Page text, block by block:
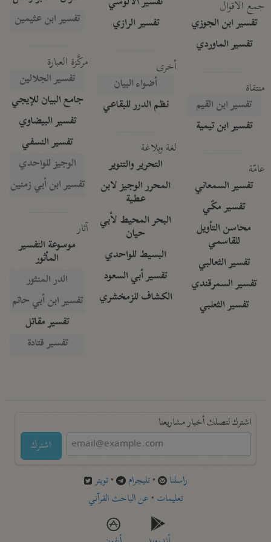
جمع الأقوال
تفسير ابن الجوزي
تفسير الماوردي
منتقاة
تفسير ابن القيم
تفسير ابن تيمية
عامّة
تفسير السمعاني
تفسير مكّي
محاسن التأويل
للقاسمي
تفسير الثعالبي
تفسير السمرقندي
تفسير الثعلبي
تفسير الرازي
أخرى
أضواء البيان
نظم الدرر للبقاعي
لغة وبلاغة
التحرير والتنوير
المحرر الوجيز لابن
عطية
البحر المحيط لأبي
حيان
البسيط للواحدي
تفسير أبي السعود
الكشاف للزمخشري
تفسير ابن عثيمين
مركَّزة العبارة
تفسير الجلالين
جامع البيان للإيجي
تفسير البيضاوي
تفسير النسفي
الوجيز للواحدي
تفسير ابن أبي زمنين
آثار
موسوعة التفسير
المأثور
الدر المنثور
تفسير ابن أبي حاتم
تفسير مقاتل
تفسير قتادة
اشترك لتصلك أخبار مشاريعنا
اشترك
راسلنا •تليجرام •تويتر
تعليمات •عن الباحث القرآني